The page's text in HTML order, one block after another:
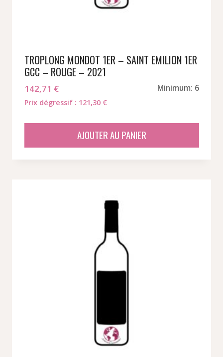
TROPLONG MONDOT 1ER – SAINT EMILION 1ER
GCC – ROUGE – 2021
142,71 € Minimum: 6
Prix dégressif : 121,30 €
AJOUTER AU PANIER